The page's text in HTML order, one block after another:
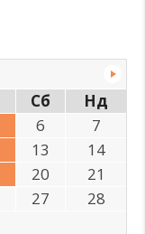
Сб
Нд
6
7
13
14
20
21
27
28